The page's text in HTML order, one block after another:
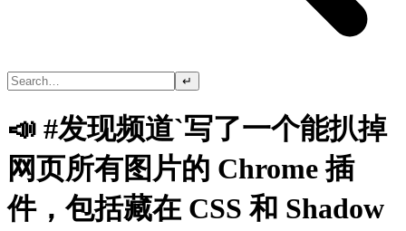
↵
📣 #发现频道`写了一个能扒掉
网页所有图片的 Chrome 插
件，包括藏在 CSS 和 Shadow